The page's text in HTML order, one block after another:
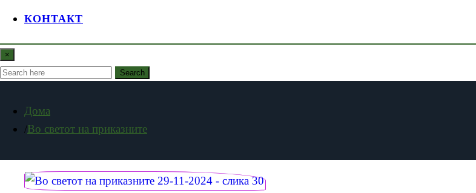
КОНТАКТ
×
Search
Дома
Во светот на приказните